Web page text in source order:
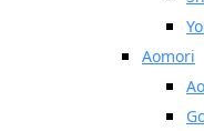
Aomori